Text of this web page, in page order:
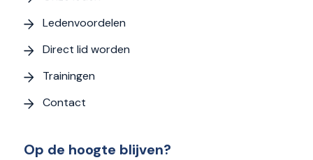
Ledenvoordelen
Direct lid worden
Trainingen
Contact
Op de hoogte blijven?